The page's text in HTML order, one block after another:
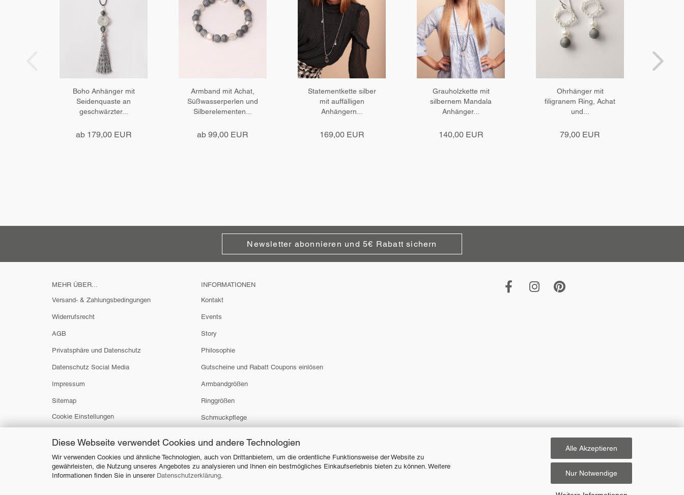
Diese Webseite verwendet Cookies und andere Technologien
Wir verwenden Cookies und ähnliche Technologien, auch von Drittanbietern, um die ordentliche Funktionsweise der Website zu
gewährleisten, die Nutzung unseres Angebotes zu analysieren und Ihnen ein bestmögliches Einkaufserlebnis bieten zu können. Weitere
Informationen finden Sie in unserer Datenschutzerklärung
Alle Akzeptieren
Nur Notwendige
Boho Anhänger mit
Seidenquaste an
geschwärzter...
ab 179,00 EUR
Armband mit Achat,
Süßwasserperlen und
Silberelementen...
ab 99,00 EUR
Statementkette silber
mit auffälligen
Anhängern...
169,00 EUR
Grauholzkette mit
silbernem Mandala
Anhänger...
140,00 EUR
Ohrhänger mit
filigranem Ring, Achat
und...
79,00 EUR
Newsletter abonnieren und 5€ Rabatt sichern
MEHR ÜBER...
Versand- & Zahlungsbedingungen
Widerrufsrecht
AGB
Privatsphäre und Datenschutz
Datenschutz Social Media
Impressum
Sitemap
Cookie Einstellungen
INFORMATIONEN
Kontakt
Events
Story
Philosophie
Gutscheine und Rabatt Coupons einlösen
Armbandgrößen
Ringgrößen
Schmuckpflege